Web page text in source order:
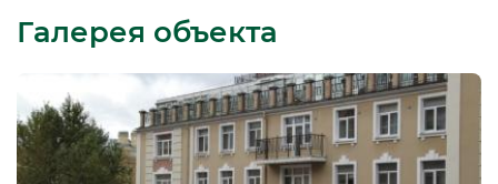
Галерея объекта